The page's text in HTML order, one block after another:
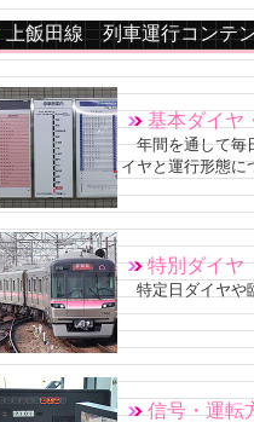
上飯田線 列車運行コンテ
基本ダイヤ
年間を通して毎
イヤと運行形態に
特別ダイヤ
特定日ダイヤや
信号・運転